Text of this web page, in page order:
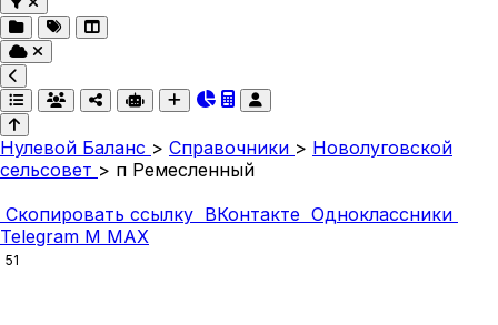
Нулевой Баланс > Справочники > Новолуговской
сельсовет > п Ремесленный
Скопировать ссылку ВКонтакте Одноклассники
Telegram M MAX
51